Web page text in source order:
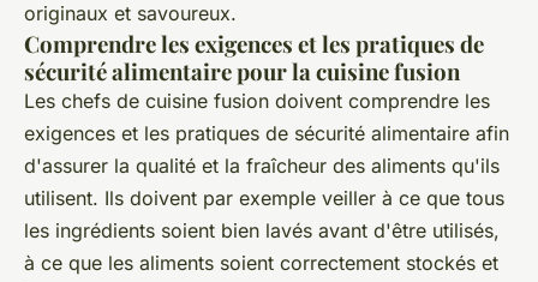
originaux et savoureux.
Comprendre les exigences et les pratiques de
sécurité alimentaire pour la cuisine fusion
Les chefs de cuisine fusion doivent comprendre les
exigences et les pratiques de sécurité alimentaire afin
d'assurer la qualité et la fraîcheur des aliments qu'ils
utilisent. Ils doivent par exemple veiller à ce que tous
les ingrédients soient bien lavés avant d'être utilisés,
à ce que les aliments soient correctement stockés et